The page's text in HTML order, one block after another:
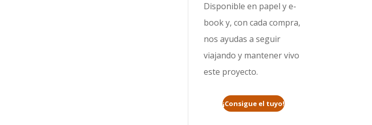
Disponible en papel y e-
book y, con cada compra,
nos ayudas a seguir
viajando y mantener vivo
este proyecto.
¡Consigue el tuyo!